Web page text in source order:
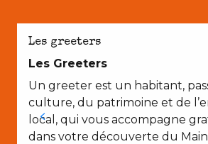
Les greeters
Les Greeters
Un greeter est un habitant,
culture, du patrimoine et de
local, qui vous accompagne
dans votre découverte du